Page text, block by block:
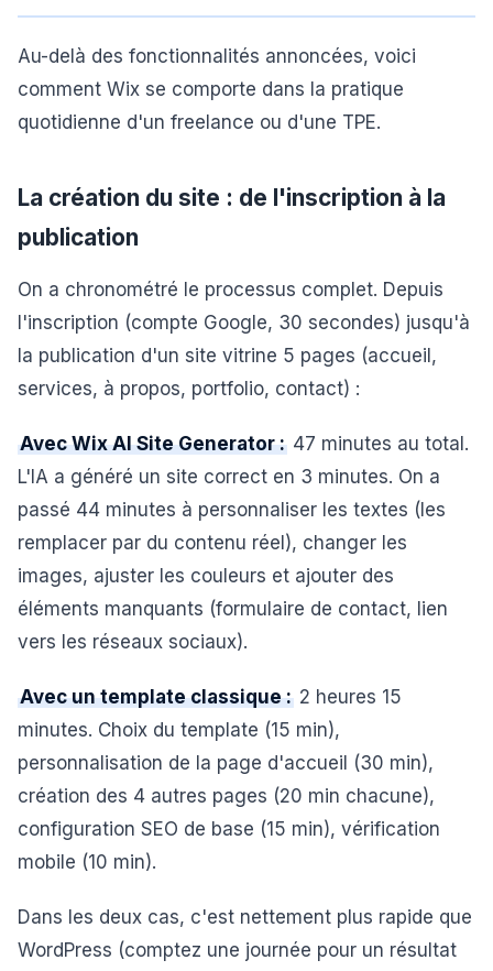
Au-delà des fonctionnalités annoncées, voici
comment Wix se comporte dans la pratique
quotidienne d'un freelance ou d'une TPE.
La création du site : de l'inscription à la
publication
On a chronométré le processus complet. Depuis
l'inscription (compte Google, 30 secondes) jusqu'à
la publication d'un site vitrine 5 pages (accueil,
services, à propos, portfolio, contact) :
Avec Wix AI Site Generator : 47 minutes au total.
L'IA a généré un site correct en 3 minutes. On a
passé 44 minutes à personnaliser les textes (les
remplacer par du contenu réel), changer les
images, ajuster les couleurs et ajouter des
éléments manquants (formulaire de contact, lien
vers les réseaux sociaux).
Avec un template classique : 2 heures 15
minutes. Choix du template (15 min),
personnalisation de la page d'accueil (30 min),
création des 4 autres pages (20 min chacune),
configuration SEO de base (15 min), vérification
mobile (10 min).
Dans les deux cas, c'est nettement plus rapide que
WordPress (comptez une journée pour un résultat